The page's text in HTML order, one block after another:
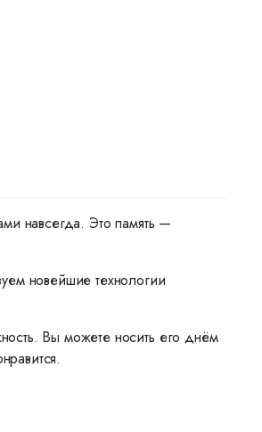
навсегда. Это память —
новейшие технологии
Вы можете носить его днём